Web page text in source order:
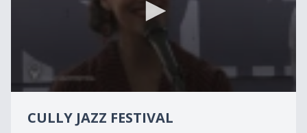
CULLY JAZZ FESTIVAL